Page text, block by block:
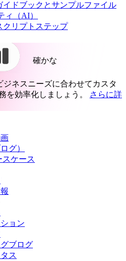
イドブックとサンプルファイル
ィ（AI）
クリプトステップ
確かな
ジネスニーズに合わせてカスタ
を効率化しましょう。
さらに詳
グ）
スケース
ョン
ブログ
ス